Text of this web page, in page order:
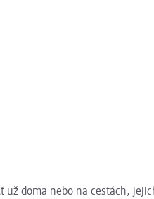
doma nebo na cestách,